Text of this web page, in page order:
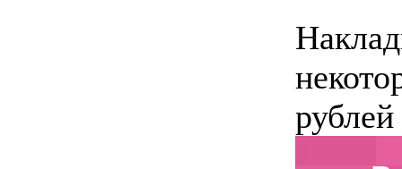
рублей